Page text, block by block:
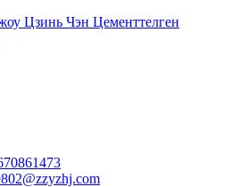
Цзинь Чэн Цементтелген